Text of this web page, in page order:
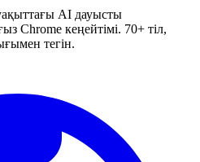
AI дауысты
Chrome кеңейтімі. 70+ тіл,
тегін.